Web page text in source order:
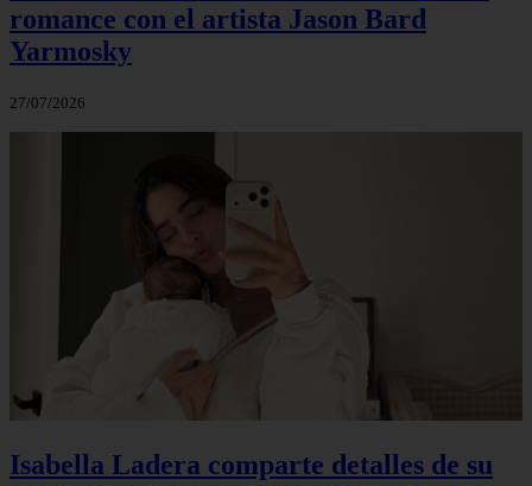
romance con el artista Jason Bard
Yarmosky
27/07/2026
Isabella Ladera comparte detalles de su